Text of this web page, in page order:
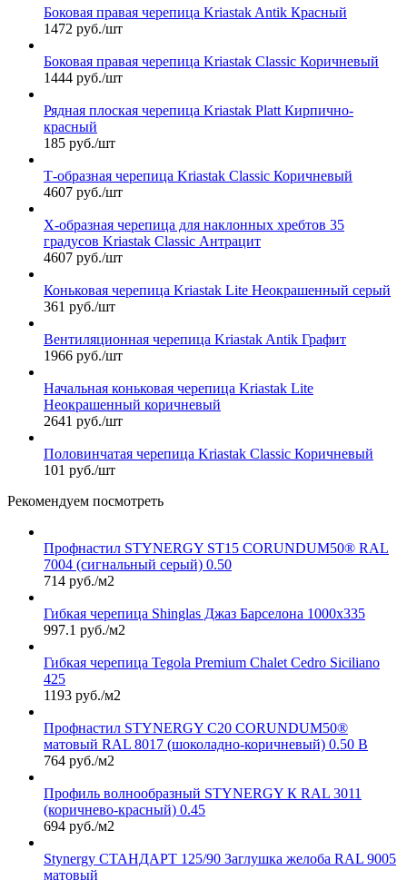
Боковая правая черепица Kriastak Antik Красный
1472 руб./шт
Боковая правая черепица Kriastak Classic Коричневый
1444 руб./шт
Рядная плоская черепица Kriastak Platt Кирпично-
красный
185 руб./шт
Т-образная черепица Kriastak Classic Коричневый
4607 руб./шт
Х-образная черепица для наклонных хребтов 35
градусов Kriastak Classic Антрацит
4607 руб./шт
Коньковая черепица Kriastak Lite Неокрашенный серый
361 руб./шт
Вентиляционная черепица Kriastak Antik Графит
1966 руб./шт
Начальная коньковая черепица Kriastak Lite
Неокрашенный коричневый
2641 руб./шт
Половинчатая черепица Kriastak Classic Коричневый
101 руб./шт
Рекомендуем посмотреть
Профнастил STYNERGY ST15 CORUNDUM50® RAL
7004 (сигнальный серый) 0.50
714 руб./м2
Гибкая черепица Shinglas Джаз Барселона 1000х335
997.1 руб./м2
Гибкая черепица Tegola Premium Chalet Cedro Siciliano
425
1193 руб./м2
Профнастил STYNERGY С20 CORUNDUM50®
матовый RAL 8017 (шоколадно-коричневый) 0.50 B
764 руб./м2
Профиль волнообразный STYNERGY К RAL 3011
(коричнево-красный) 0.45
694 руб./м2
Stynergy СТАНДАРТ 125/90 Заглушка желоба RAL 9005
матовый